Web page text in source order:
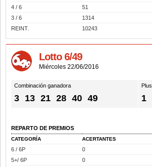
4 / 6
51
3 / 6
1314
REINT.
10243
Lotto 6/49
Miércoles 22/06/2016
Combinación ganadora
3 13 21 28 40 49
Plus
1
REPARTO DE PREMIOS
CATEGORÍA ACERTANTES
6 / 6P 0
5+/ 6P
0